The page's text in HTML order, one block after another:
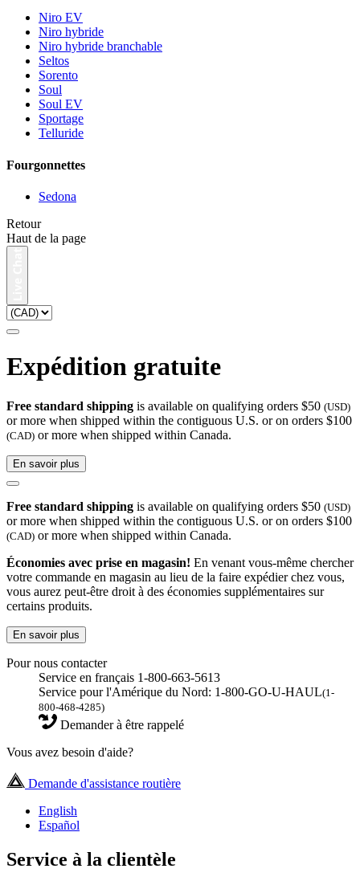
Niro EV
Niro hybride
Niro hybride branchable
Seltos
Sorento
Soul
Soul EV
Sportage
Telluride
Fourgonnettes
Sedona
Retour
Haut de la page
Expédition gratuite
Free standard shipping is available on qualifying orders $50 (USD)
or more when shipped within the contiguous U.S. or on orders $100
(CAD) or more when shipped within Canada.
En savoir plus
Free standard shipping is available on qualifying orders $50 (USD)
or more when shipped within the contiguous U.S. or on orders $100
(CAD) or more when shipped within Canada.
Économies avec prise en magasin! En venant vous-même chercher
votre commande en magasin au lieu de la faire expédier chez vous,
vous aurez peut-être droit à des économies supplémentaires sur
certains produits.
En savoir plus
Pour nous contacter
Service en français 1-800-663-5613
Service pour l'Amérique du Nord: 1-800-GO-U-HAUL(1-
800-468-4285)
Demander à être rappelé
Vous avez besoin d'aide?
Demande d'assistance routière
English
Español
Service à la clientèle